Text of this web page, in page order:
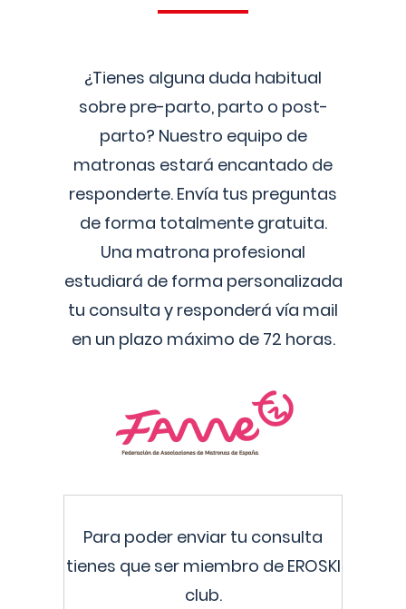
¿Tienes alguna duda habitual
sobre pre-parto, parto o post-
parto? Nuestro equipo de
matronas estará encantado de
responderte. Envía tus preguntas
de forma totalmente gratuita.
Una matrona profesional
estudiará de forma personalizada
tu consulta y responderá vía mail
en un plazo máximo de 72 horas.
Para poder enviar tu consulta
tienes que ser miembro de EROSKI
club.